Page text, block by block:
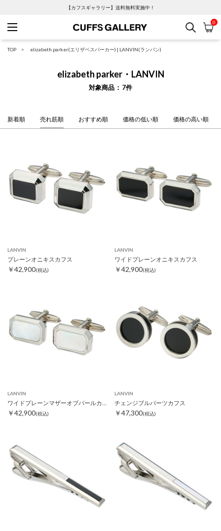
【カフスギャラリー】送料無料実施中！
Cuffs Gallery
検索 カ
0
TOP elizabeth parker(エリザベスパーカー) | LANVIN(ランバン)
elizabeth parker・LANVIN
対象商品 7件
新着順 売れ筋順 おすすめ順 価格の低い順 価格の高い順
LANVIN
プレーンオニキスカフス
￥42,900(税込)
LANVIN
ワイドプレーンオニキスカフス
￥42,900(税込)
LANVIN
ワイドプレーンマザーオブパールカフス
￥42,900(税込)
LANVIN
チェンジブルパーツカフス
￥47,300(税込)